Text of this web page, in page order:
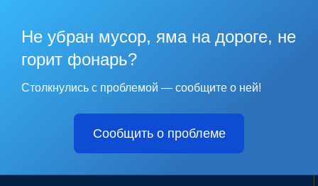
Не убран мусор, яма на дороге, не
горит фонарь?
Столкнулись с проблемой — сообщите о ней!
Сообщить о проблеме